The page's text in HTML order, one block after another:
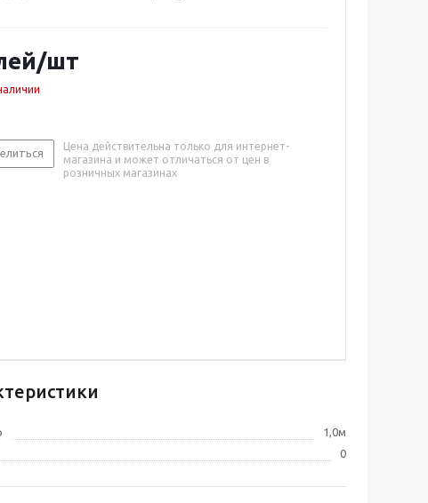
/шт
Цена действительна только для интернет-
магазина и может отличаться от цен в
розничных магазинах
1,0м
0